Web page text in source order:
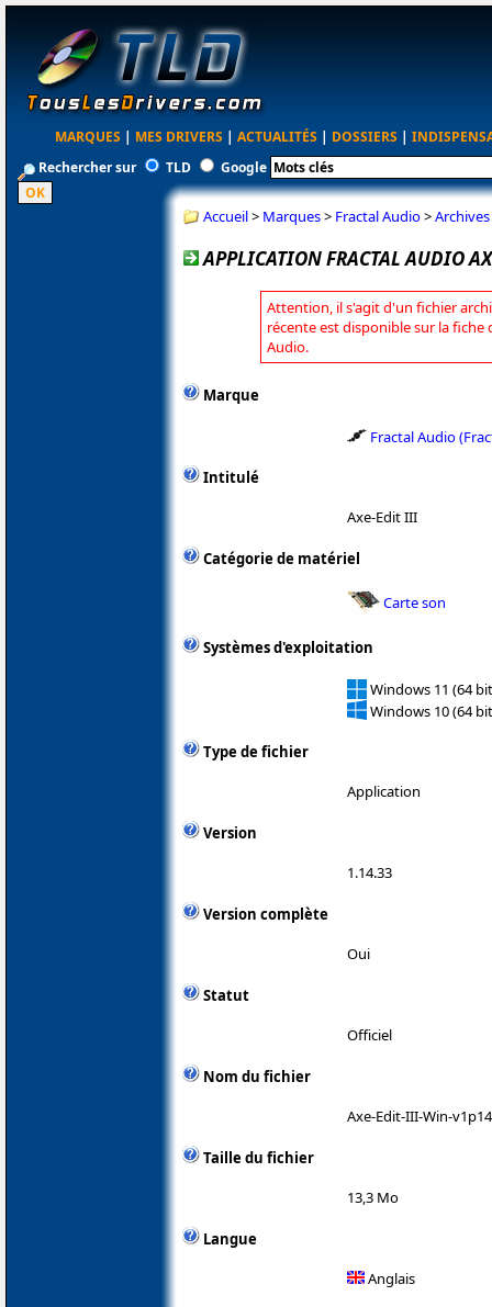
MARQUES | MES DRIVERS | ACTUALITÉS | DOSSIERS |
Rechercher sur
TLD Google
Accueil> Marques> Fractal Audio>Archives
APPLICATION FRACTAL AUDIO
Attention, il s'agit d'un fichier
récente est disponible sur la fiche
Audio.
Marque
Fractal Audio
Intitulé
Axe-Edit III
Catégorie de matériel
Carte son
Systèmes d'exploitation
Windows 11 (64
Windows 10 (64
Type de fichier
Application
Version
1.14.33
Version complète
Oui
Statut
Officiel
Nom du fichier
Axe-Edit-III-Win-
Taille du fichier
13,3 Mo
Langue
Anglais